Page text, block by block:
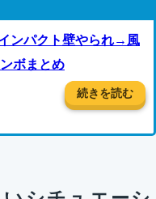
ンパクト壁やられ→風
ボまとめ
続きを読む